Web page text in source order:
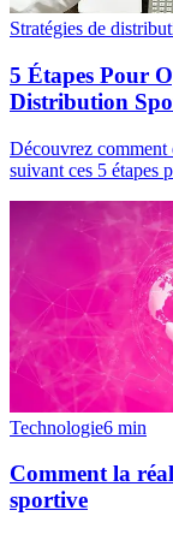
Stratégies de
5 Étapes Pour
Distribution
Découvrez comment
suivant ces 5 étapes
Technologie6 min
Comment la
sportive